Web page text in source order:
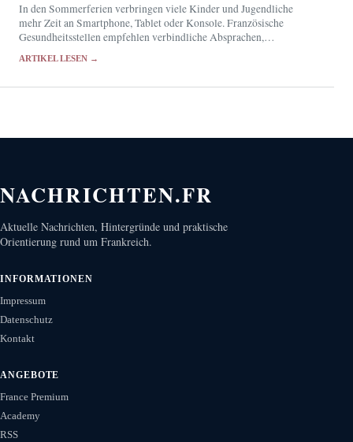
In den Sommerferien verbringen viele Kinder und Jugendliche
mehr Zeit an Smartphone, Tablet oder Konsole. Französische
Gesundheitsstellen empfehlen verbindliche Absprachen,
Schlafengehen.
ARTIKEL LESEN →
NACHRICHTEN.FR
Aktuelle Nachrichten, Hintergründe und praktische
Orientierung rund um Frankreich.
INFORMATIONEN
Impressum
Datenschutz
Kontakt
ANGEBOTE
France Premium
Academy
RSS